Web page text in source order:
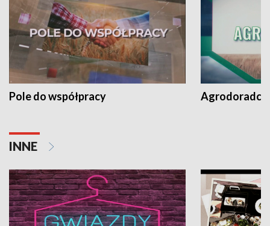
Pole do współpracy Agrodoradcy
INNE